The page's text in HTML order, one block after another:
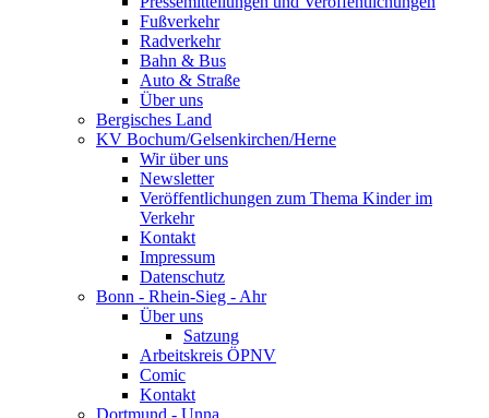
Fußverkehr
Radverkehr
Bahn & Bus
Auto & Straße
Über uns
Bergisches Land
KV Bochum/Gelsenkirchen/Herne
Wir über uns
Newsletter
Veröffentlichungen zum Thema Kinder im
Verkehr
Kontakt
Impressum
Datenschutz
Bonn - Rhein-Sieg - Ahr
Über uns
Satzung
Arbeitskreis ÖPNV
Comic
Kontakt
Dortmund - Unna